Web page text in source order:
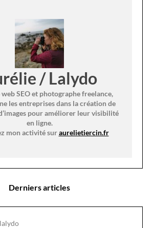
/ Lalydo
SEO et photographe freelance,
les entreprises dans la création de
pour améliorer leur visibilité
en ligne.
mon activité suraurelietiercin.fr
Derniers articles